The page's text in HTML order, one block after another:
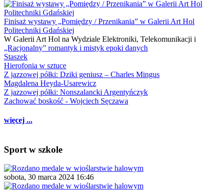
Finisaż wystawy „Pomiędzy / Przenikania” w Galerii Art Hol
Politechniki Gdańskiej
W Galerii Art Hol na Wydziale Elektroniki, Telekomunikacji i
„Racjonalny” romantyk i mistyk epoki danych
Staszek
Hierofonia w sztuce
Z jazzowej półki: Dziki geniusz – Charles Mingus
Magdalena Heyda-Usarewicz
Z jazzowej półki: Nonszalancki Argentyńczyk
Zachować boskość - Wojciech Sęczawa
więcej ...
Sport w szkole
sobota, 30 marca 2024 16:46